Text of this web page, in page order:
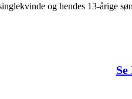
og hendes 13-årige